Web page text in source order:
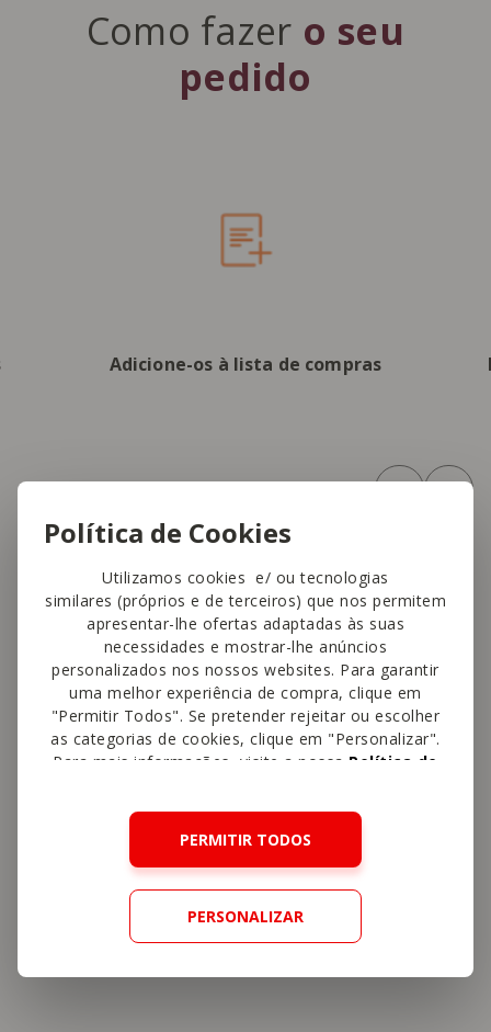
Política de Cookies
Utilizamos cookies e/ ou tecnologias
similares (próprios e de terceiros) que nos permitem
apresentar-lhe ofertas adaptadas às suas
necessidades e mostrar-lhe anúncios
personalizados nos nossos websites. Para garantir
uma melhor experiência de compra, clique em
"Permitir Todos". Se pretender rejeitar ou escolher
as categorias de cookies, clique em "Personalizar".
Para mais informações, visite a nossa Política de
PERMITIR TODOS
PERSONALIZAR
Como fazer o seu
pedido
Adicione-os à lista de compras
ENCOMENDAR
Os nossos parceiros de entregas